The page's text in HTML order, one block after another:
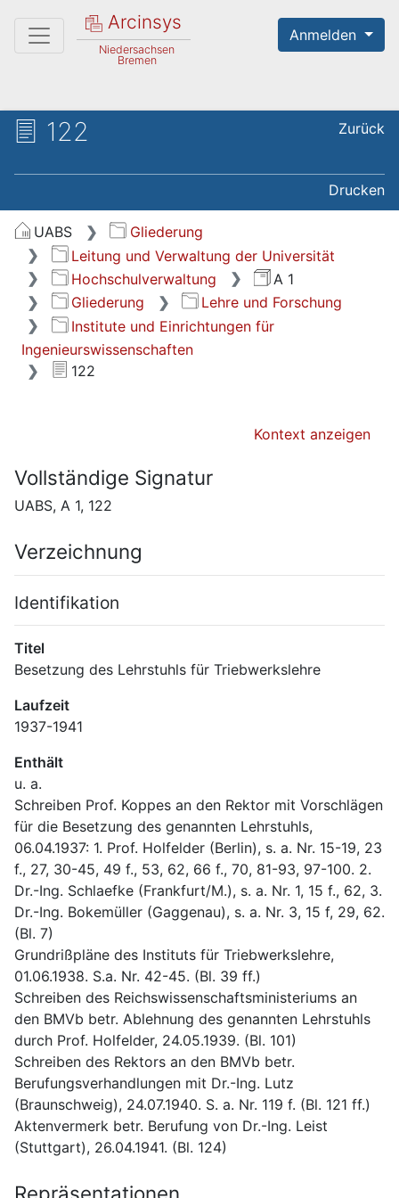
Arcinsys
Niedersachsen
Bremen
Anmelden
122 Zurück
Drucken
UABS
Gliederung
Leitung und Verwaltung der Universität
Hochschulverwaltung
A 1
Gliederung
Lehre und Forschung
Institute und Einrichtungen für
Ingenieurswissenschaften
122
Kontext anzeigen
Vollständige Signatur
UABS, A 1, 122
Verzeichnung
Identifikation
Titel
Besetzung des Lehrstuhls für Triebwerkslehre
Laufzeit
1937-1941
Enthält
u. a.
Schreiben Prof. Koppes an den Rektor mit Vorschlägen
für die Besetzung des genannten Lehrstuhls,
06.04.1937: 1. Prof. Holfelder (Berlin), s. a. Nr. 15-19, 23
f., 27, 30-45, 49 f., 53, 62, 66 f., 70, 81-93, 97-100. 2.
Dr.-Ing. Schlaefke (Frankfurt/M.), s. a. Nr. 1, 15 f., 62, 3.
Dr.-Ing. Bokemüller (Gaggenau), s. a. Nr. 3, 15 f, 29, 62.
(Bl. 7)
Grundrißpläne des Instituts für Triebwerkslehre,
01.06.1938. S.a. Nr. 42-45. (Bl. 39 ff.)
Schreiben des Reichswissenschaftsministeriums an
den BMVb betr. Ablehnung des genannten Lehrstuhls
durch Prof. Holfelder, 24.05.1939. (Bl. 101)
Schreiben des Rektors an den BMVb betr.
Berufungsverhandlungen mit Dr.-Ing. Lutz
(Braunschweig), 24.07.1940. S. a. Nr. 119 f. (Bl. 121 ff.)
Aktenvermerk betr. Berufung von Dr.-Ing. Leist
(Stuttgart), 26.04.1941. (Bl. 124)
Repräsentationen